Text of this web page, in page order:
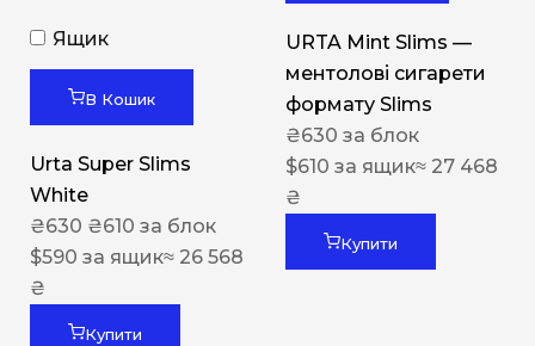
Ящик
В Кошик
Urta Super Slims
White
₴630 ₴610 за блок
$590 за ящик≈ 26 568
₴
Купити
URTA Mint Slims —
ментолові сигарети
формату Slims
₴630 за блок
$610 за ящик≈ 27 468
₴
Купити